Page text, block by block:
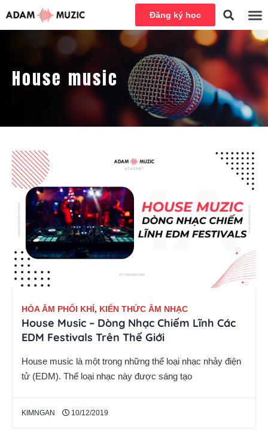
Đăng ký học
House music
HÒA ÂM PHỐI KHÍ , KIẾN THỨC ÂM NHẠC
House Music – Dòng Nhạc Chiếm Lĩnh Các
EDM Festivals Trên Thế Giới
House music là một trong những thể loại nhạc nhảy điện
tử (EDM). Thể loại nhạc này được sáng tạo
KIMNGAN 10/12/2019